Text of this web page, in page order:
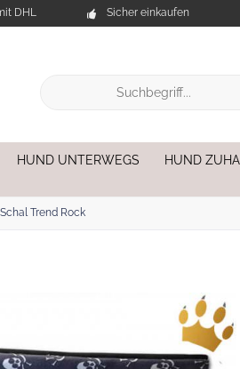
DHL Sicher einkaufen
HUND UNTERWEGS HUND
Trend Rock